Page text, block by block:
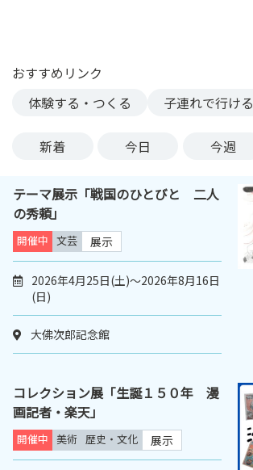
おすすめリンク
体験する・つくる
子連れで行ける
新着 今日 今週
テーマ展示「戦国のひとびと 二人
の秀頼」
開催中 文芸 展示
2026年4月25日(土)～2026年8月16日
(日)
大佛次郎記念館
コレクション展「生誕１５０年 漫
画記者・楽天」
開催中 美術 歴史・文化 展示